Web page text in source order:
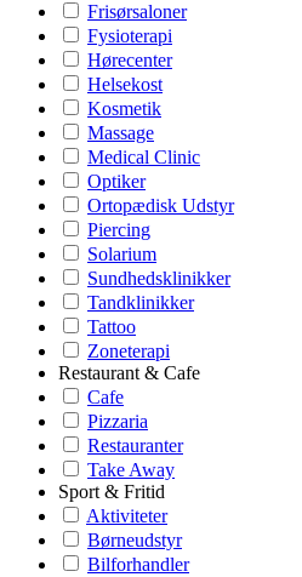
Frisørsaloner
Fysioterapi
Hørecenter
Helsekost
Kosmetik
Massage
Medical Clinic
Optiker
Ortopædisk Udstyr
Piercing
Solarium
Sundhedsklinikker
Tandklinikker
Tattoo
Zoneterapi
Restaurant & Cafe
Cafe
Pizzaria
Restauranter
Take Away
Sport & Fritid
Aktiviteter
Børneudstyr
Bilforhandler